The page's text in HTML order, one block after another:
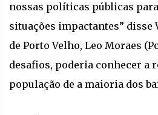
nossas políticas públicas
situações impactantes” disse
de Porto Velho, Leo Moraes
desafios, poderia conhecer a
população de a maioria dos